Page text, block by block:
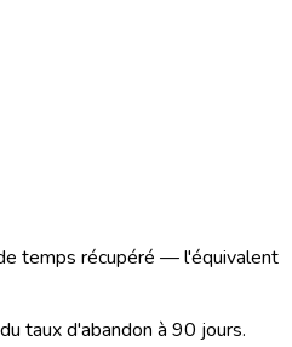
temps récupéré — l'équivalent
taux d'abandon à 90 jours.